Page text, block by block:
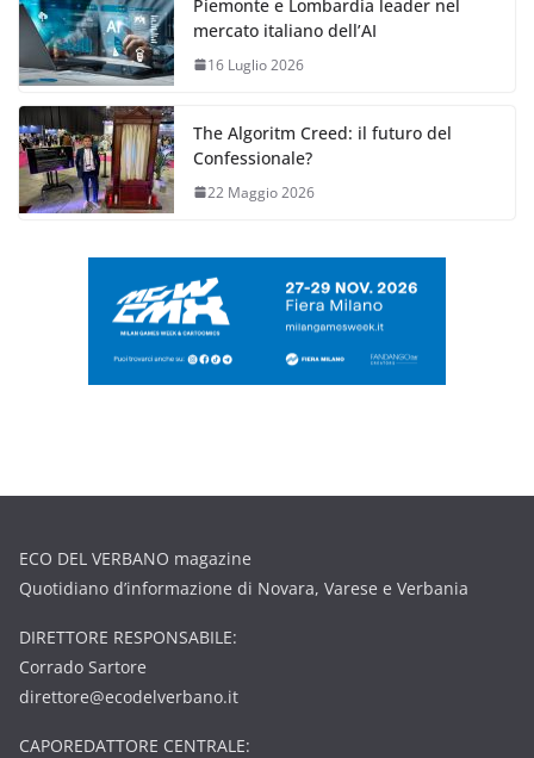
Piemonte e Lombardia leader nel
mercato italiano dell’AI
16 Luglio 2026
The Algoritm Creed: il futuro del
Confessionale?
22 Maggio 2026
ECO DEL VERBANO magazine
Quotidiano d’informazione di Novara, Varese e Verbania
DIRETTORE RESPONSABILE:
Corrado Sartore
direttore@ecodelverbano.it
CAPOREDATTORE CENTRALE: